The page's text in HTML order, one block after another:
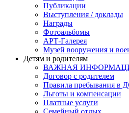
Публикации
Выступления / доклады
Награды
Фотоальбомы
АРТ-Галерея
Музей вооружения и
Детям и родителям
ВАЖНАЯ
Договор с родителем
Правила пребывания в
Льготы и компенсации
Платные услуги
Семейный отдых